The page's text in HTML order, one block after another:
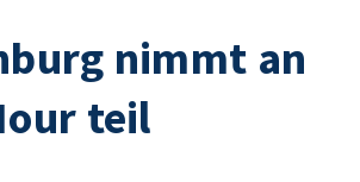
nimmt an
teil